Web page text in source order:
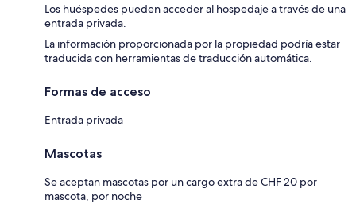
Los huéspedes pueden acceder al hospedaje a través de una
entrada privada.
La información proporcionada por la propiedad podría estar
traducida con herramientas de traducción automática.
Formas de acceso
Entrada privada
Mascotas
Se aceptan mascotas por un cargo extra de CHF 20 por
mascota, por noche